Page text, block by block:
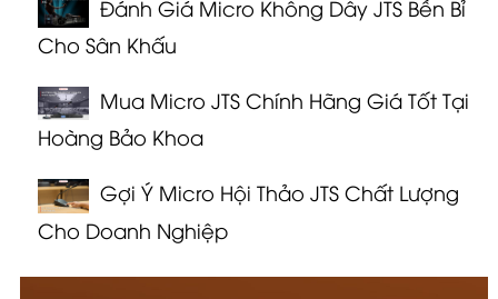
Đánh Giá Micro Không Dây JTS Bền Bỉ
Cho Sân Khấu
Mua Micro JTS Chính Hãng Giá Tốt Tại
Hoàng Bảo Khoa
Gợi Ý Micro Hội Thảo JTS Chất Lượng
Cho Doanh Nghiệp